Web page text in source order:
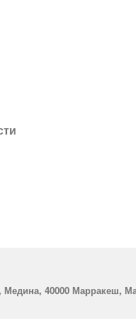
Медина, 40000 Марракеш,